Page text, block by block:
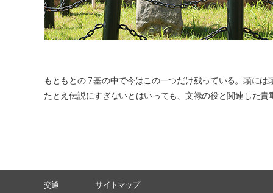
もともとの７基の中で今はこの一つだけ残っている。頭に
たとえ伝説にすぎないとはいっても、文禄の役と関連した貴
交通 サイトマップ